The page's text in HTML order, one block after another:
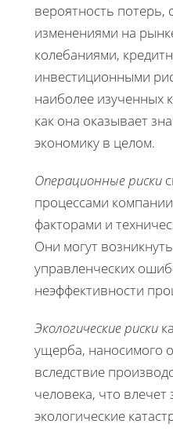
вероятность потерь,
изменениями на
колебаниями,
инвестиционными
наиболее изученных
как она оказывает
экономику в целом.
Операционные риски
процессами
факторами и
Они могут
управленческих
неэффективности
Экологические риски
ущерба, наносимого
вследствие
человека, что влечет
экологические